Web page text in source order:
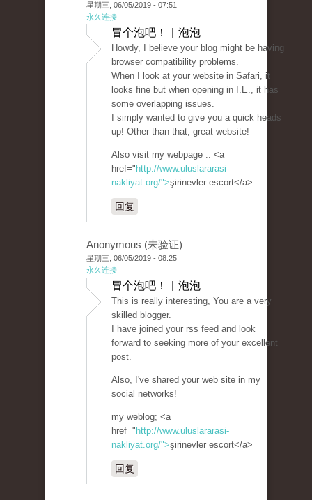
星期三, 06/05/2019 - 07:51
永久连接
冒个泡吧！ | 泡泡
Howdy, I believe your blog might be having
browser compatibility problems.
When I look at your website in Safari, it
looks fine but when opening in I.E., it has
some overlapping issues.
I simply wanted to give you a quick heads
up! Other than that, great website!
Also visit my webpage :: <a
href=" http://www.uluslararasi-
nakliyat.org/">şirinevler escort</a>
回复
Anonymous (未验证)
星期三, 06/05/2019 - 08:25
永久连接
冒个泡吧！ | 泡泡
This is really interesting, You are a very
skilled blogger.
I have joined your rss feed and look
forward to seeking more of your excellent
post.
Also, I've shared your web site in my
social networks!
my weblog; <a
href=" http://www.uluslararasi-
nakliyat.org/">şirinevler escort</a>
回复